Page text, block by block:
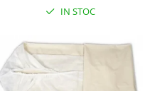
IN STOC